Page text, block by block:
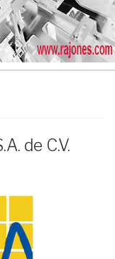
de C.V.